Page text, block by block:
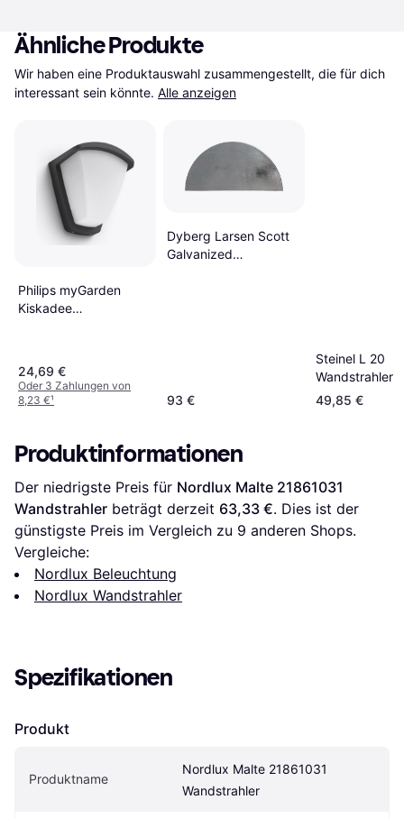
Ähnliche Produkte
Wir haben eine Produktauswahl zusammengestellt, die für dich
interessant sein könnte. Alle anzeigen
Philips myGarden
Kiskadee
24,69 €
Oder 3 Zahlungen von
8,23 €¹
Dyberg Larsen Scott
Galvanized
93 €
Steinel L 20
Wandstrahler
49,85 €
Produktinformationen
Der niedrigste Preis für Nordlux Malte 21861031
Wandstrahler beträgt derzeit 63,33 €. Dies ist der
günstigste Preis im Vergleich zu 9 anderen Shops.
Vergleiche:
Nordlux Beleuchtung
Nordlux Wandstrahler
Spezifikationen
Produkt
Produktname
Nordlux Malte 21861031
Wandstrahler